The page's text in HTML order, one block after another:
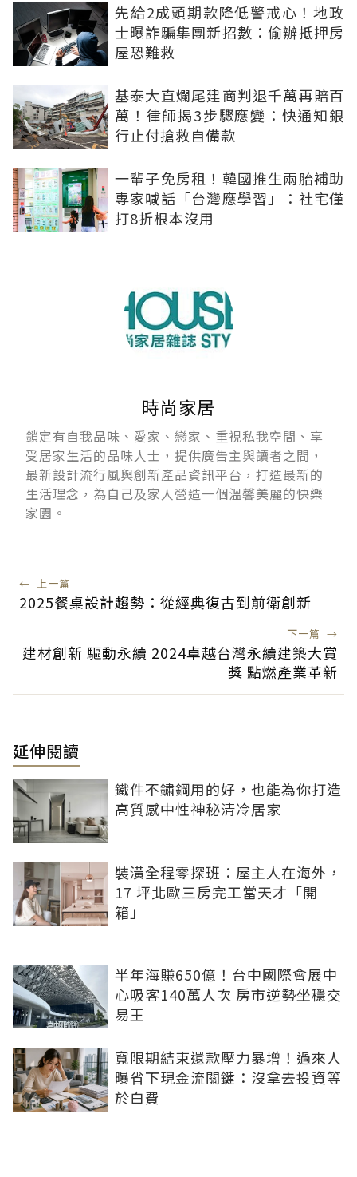
先給2成頭期款降低警戒心！地政
士曝詐騙集團新招數：偷辦抵押房
屋恐難救
基泰大直爛尾建商判退千萬再賠百
萬！律師揭3步驟應變：快通知銀
行止付搶救自備款
一輩子免房租！韓國推生兩胎補助
專家喊話「台灣應學習」：社宅僅
打8折根本沒用
時尚家居
鎖定有自我品味、愛家、戀家、重視私我空間、享
受居家生活的品味人士，提供廣告主與讀者之間，
最新設計流行風與創新產品資訊平台，打造最新的
生活理念，為自己及家人營造一個溫馨美麗的快樂
家園。
← 上一篇
2025餐桌設計趨勢：從經典復古到前衛創新
下一篇 →
建材創新 驅動永續 2024卓越台灣永續建築大賞
獎 點燃產業革新
延伸閱讀
鐵件不鏽鋼用的好，也能為你打造
高質感中性神秘清冷居家
裝潢全程零探班：屋主人在海外，
17 坪北歐三房完工當天才「開
箱」
半年海賺650億！台中國際會展中
心吸客140萬人次 房市逆勢坐穩交
易王
寬限期結束還款壓力暴增！過來人
曝省下現金流關鍵：沒拿去投資等
於白費